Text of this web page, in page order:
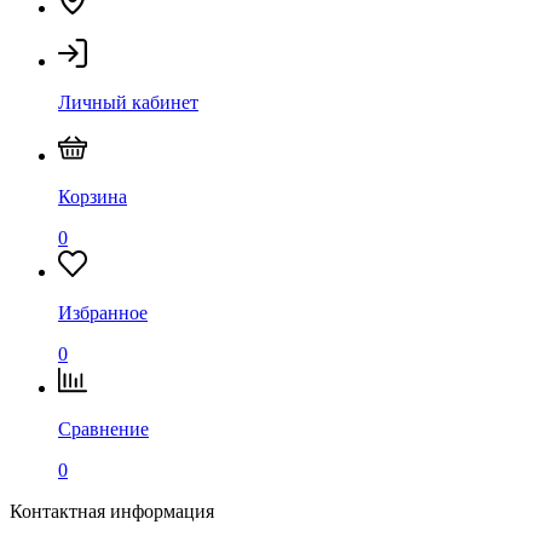
Личный кабинет
Корзина
0
Избранное
0
Сравнение
0
Контактная информация